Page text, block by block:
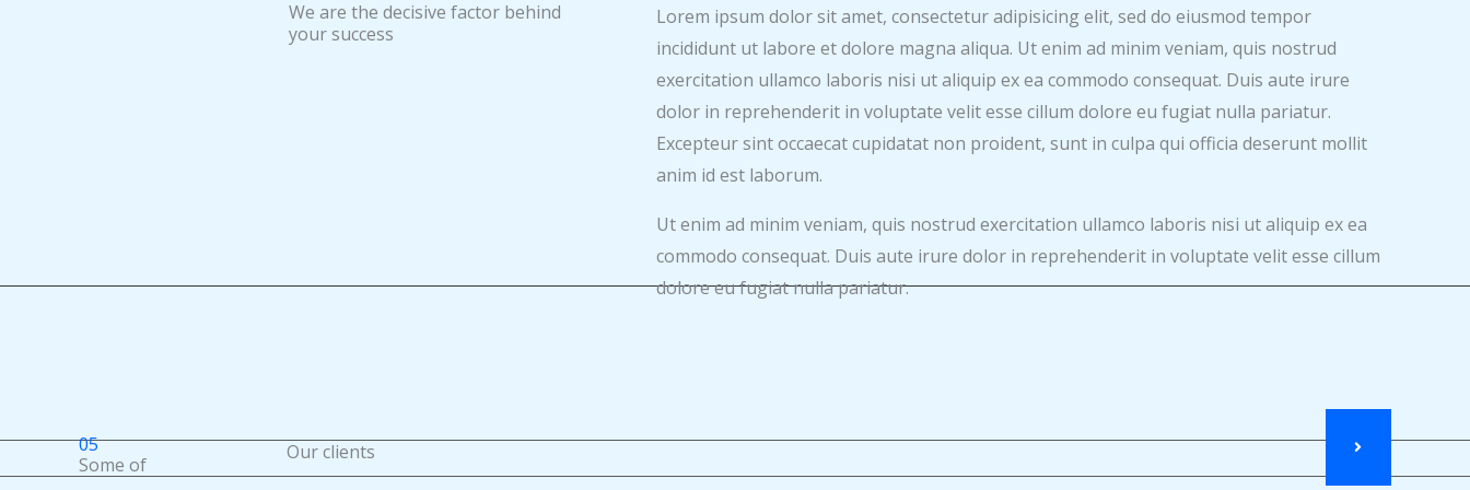
We are the decisive factor behind
your success
Lorem ipsum dolor sit amet, consectetur adipisicing elit, sed do eiusmod tempor
incididunt ut labore et dolore magna aliqua. Ut enim ad minim veniam, quis nostrud
exercitation ullamco laboris nisi ut aliquip ex ea commodo consequat. Duis aute irure
dolor in reprehenderit in voluptate velit esse cillum dolore eu fugiat nulla pariatur.
Excepteur sint occaecat cupidatat non proident, sunt in culpa qui officia deserunt mollit
anim id est laborum.
Ut enim ad minim veniam, quis nostrud exercitation ullamco laboris nisi ut aliquip ex ea
commodo consequat. Duis aute irure dolor in reprehenderit in voluptate velit esse cillum
dolore eu fugiat nulla pariatur.
05
Some of
Our clients